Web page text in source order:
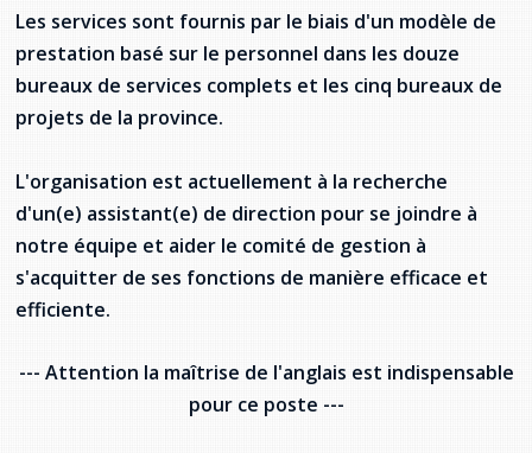
Terre-Neuve-et-Labrador
Acheter un véhicule neuf ou d'occasion ou
louer sur le long terme (leasing) un véhicule
neuf
Qu'est-ce que l'Aide juridique ?
Bureaux de l'Aide juridique de Terre-Neuve-
et-Labrador
Répertoire des juristes d'expression
française
Travailler en santé à TNL
Passeport Santé
Visages de la santé
Pinos Mpiana
Allison Chaytor
Maurice Nzoyamara
Programmes et services du gouvernement
provincial
communication en santé
Les services sont fournis par le biais d'un modèle de
prestation basé sur le personnel dans les douze
bureaux de services complets et les cinq bureaux de
projets de la province.
L'organisation est actuellement à la recherche
d'un(e) assistant(e) de direction pour se joindre à
notre équipe et aider le comité de gestion à
s'acquitter de ses fonctions de manière efficace et
efficiente.
--- Attention la maîtrise de l'anglais est indispensable
pour ce poste ---